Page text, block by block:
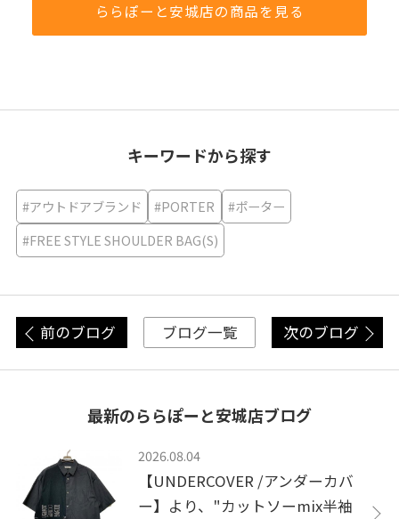
ららぽーと安城店の商品を見る
キーワードから探す
#アウトドアブランド #PORTER
#ポーター
#FREE STYLE SHOULDER BAG(S)
前のブログ ブログ一覧 次のブログ
最新のららぽーと安城店ブログ
2026.08.04
【UNDERCOVER /アンダーカバ
ー】より、"カットソーmix半袖